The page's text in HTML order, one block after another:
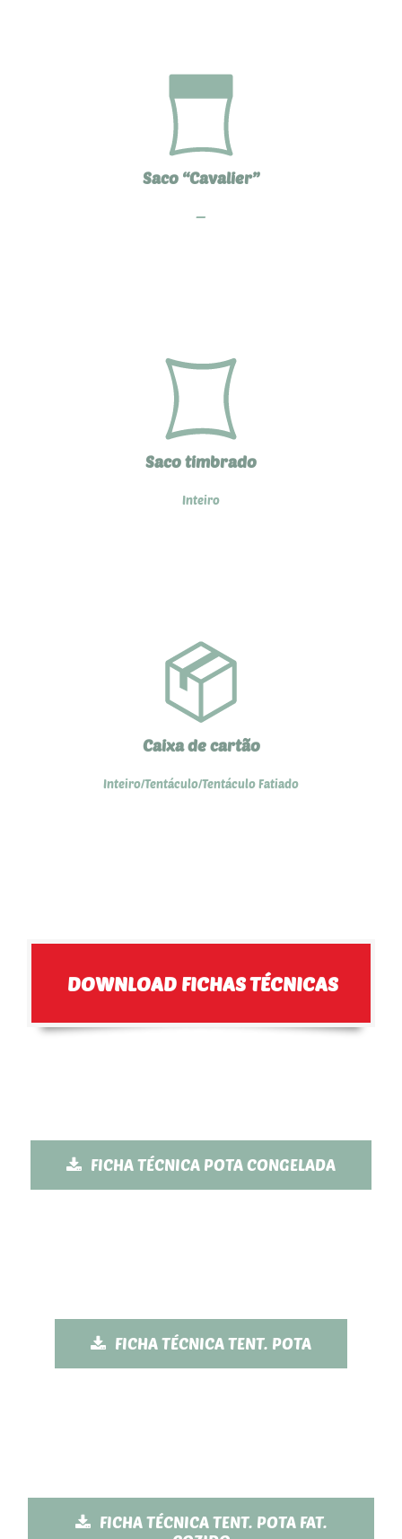
Saco “Cavalier”
—
Saco timbrado
Inteiro
Caixa de cartão
Inteiro/Tentáculo/Tentáculo Fatiado
DOWNLOAD FICHAS TÉCNICAS
FICHA TÉCNICA POTA CONGELADA
FICHA TÉCNICA TENT. POTA
FICHA TÉCNICA TENT. POTA FAT.